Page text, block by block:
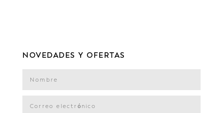
NOVEDADES Y OFERTAS